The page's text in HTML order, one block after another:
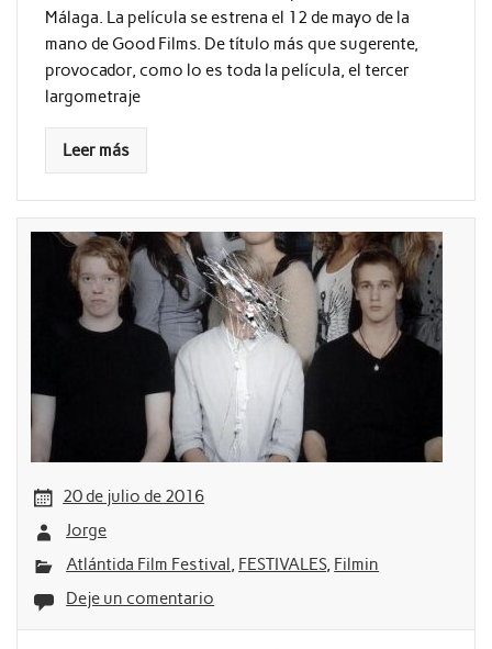
Málaga. La película se estrena el 12 de mayo de la
mano de Good Films. De título más que sugerente,
provocador, como lo es toda la película, el tercer
largometraje
Leer más
20 de julio de 2016
Jorge
Atlántida Film Festival, FESTIVALES, Filmin
Deje un comentario